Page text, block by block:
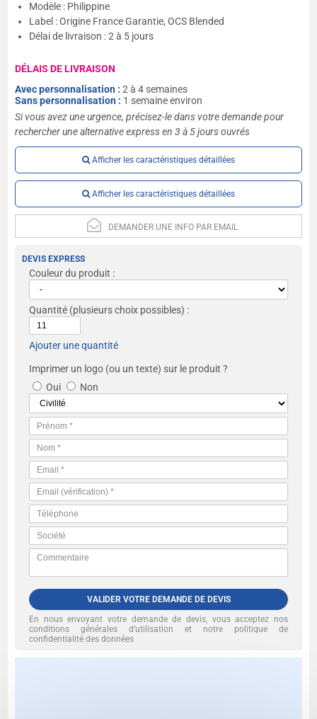
Modèle : Philippine
Label : Origine France Garantie, OCS Blended
Délai de livraison : 2 à 5 jours
DÉLAIS DE LIVRAISON
Avec personnalisation :2 à 4 semaines
Sans personnalisation : 1 semaine environ
Si vous avez une urgence, précisez-le dans votre demande pour
rechercher une alternative express en 3 à 5 jours ouvrés
Afficher les caractéristiques détaillées
Afficher les caractéristiques détaillées
DEMANDER UNE INFO PAR EMAIL
DEVIS EXPRESS
Couleur du produit :
Quantité (plusieurs choix possibles) :
Ajouter une quantité
Imprimer un logo (ou un texte) sur le produit ?
Oui
Non
VALIDER VOTRE DEMANDE DE DEVIS
En nous envoyant votre demande de devis, vous acceptez nos
conditions générales d’utilisation et notre politique de
confidentialité des données